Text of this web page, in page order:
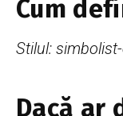
Cum
Stilul:
Dacă ar